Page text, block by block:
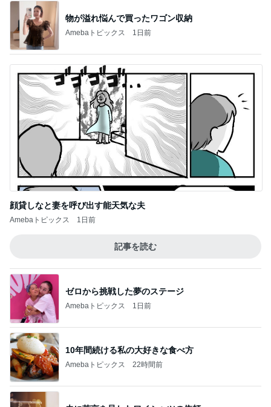
物が溢れ悩んで買ったワゴン収納
Amebaトピックス 1日前
顔貸しなと妻を呼び出す能天気な夫
Amebaトピックス 1日前
記事を読む
ゼロから挑戦した夢のステージ
Amebaトピックス 1日前
10年間続ける私の大好きな食べ方
Amebaトピックス 22時間前